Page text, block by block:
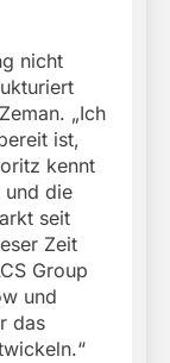
nicht
„Ich
ist,
kennt
und die
seit
Zeit
Group
und
das